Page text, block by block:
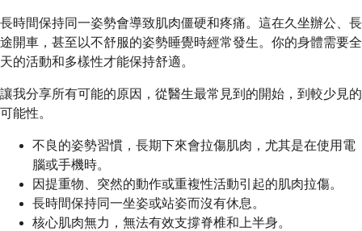
長時間保持同一姿勢會導致肌肉僵硬和疼痛。這在久坐辦公、長
途開車，甚至以不舒服的姿勢睡覺時經常發生。你的身體需要全
天的活動和多樣性才能保持舒適。
讓我分享所有可能的原因，從醫生最常見到的開始，到較少見的
可能性。
不良的姿勢習慣，長期下來會拉傷肌肉，尤其是在使用電
腦或手機時。
因提重物、突然的動作或重複性活動引起的肌肉拉傷。
長時間保持同一坐姿或站姿而沒有休息。
核心肌肉無力，無法有效支撐脊椎和上半身。